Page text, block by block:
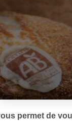
permet de